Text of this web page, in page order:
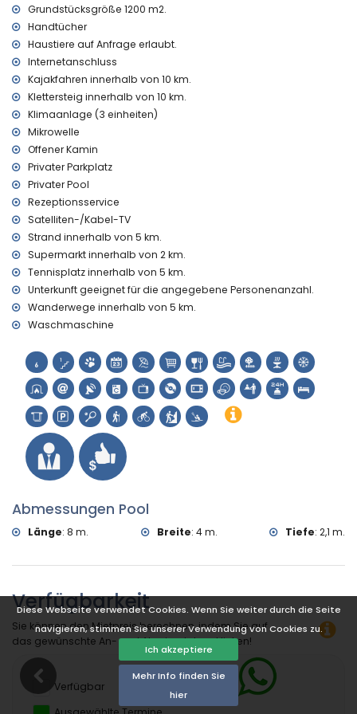
Diese Webseite verwendet Cookies. Wenn Sie weiter durch die Seite
navigieren, stimmen Sie unserer Verwendung von Cookies zu.
Ich akzeptiere
Mehr Info finden Sie
hier
Internet (WiFi)
Staubsauger, Bügeleisen und Bügelbrett
Bettwäsche und Handtücher
Empfangsservice und 24-Stunden-Notdienst
Ausstattung und Dienstleistungen gegen Aufpreis
Klimaanlage
Unterhaltung und Freizeitaktivitäten für Ihren Urlaub in
Albir-Alfaz del Pi, Costa Blanca
Freizeitpark (Terra Mitica), Themenpark (Terra Mitica), Zoo
(Terra Natura) und Wasserpark (Aqualandia) (weniger als 10
Kilometer vom Haus entfernt)
Sehenswürdigkeiten und Kultur in Albir-Alfaz del Pi, Costa
Blanca
Museum (Schokoladenmuseum) und historischer Ort
(Altstadt Altea) (weniger als 10 Kilometer von der Unterkunft
entfernt)
Schloss (Guadalest/Alicante) (weniger als 25 Kilometer von
der Unterkunft entfernt)
Tennis, Wandern und Radfahren (weniger als 5 Kilometer
von der Villa entfernt)
Golf, Klettern, Kajakfahren und Schnorcheln (weniger als 10
Kilometer von der Villa entfernt)
Grundstücksgröße 1200 m2.
Handtücher
Haustiere auf Anfrage erlaubt.
Internetanschluss
Kajakfahren innerhalb von 10 km.
Klettersteig innerhalb von 10 km.
Klimaanlage (3 einheiten)
Mikrowelle
Offener Kamin
Privater Parkplatz
Privater Pool
Rezeptionsservice
Satelliten-/Kabel-TV
Strand innerhalb von 5 km.
Supermarkt innerhalb von 2 km.
Tennisplatz innerhalb von 5 km.
Unterkunft geeignet für die angegebene Personenanzahl.
Wanderwege innerhalb von 5 km.
Waschmaschine
Abmessungen Pool
Länge: 8 m. Breite: 4 m. Tiefe: 2,1 m.
Verfügbarkeit
Sie können den Mietpreis berechnen, indem Sie auf
das gewünschte An- und Abreisedatum klicken!
Verfügbar